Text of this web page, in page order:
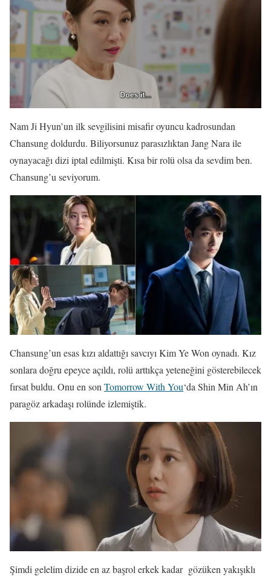
Nam Ji Hyun’un ilk sevgilisini misafir oyuncu kadrosundan
Chansung doldurdu. Biliyorsunuz parasızlıktan Jang Nara ile
oynayacağı dizi iptal edilmişti. Kısa bir rolü olsa da sevdim ben.
Chansung’u seviyorum.
Chansung’un esas kızı aldattığı savcıyı Kim Ye Won oynadı. Kız
sonlara doğru epeyce açıldı, rolü arttıkça yeteneğini gösterebilecek
fırsat buldu. Onu en son Tomorrow With You‘da Shin Min Ah’ın
paragöz arkadaşı rolünde izlemiştik.
Şimdi gelelim dizide en az başrol erkek kadar gözüken yakışıklı